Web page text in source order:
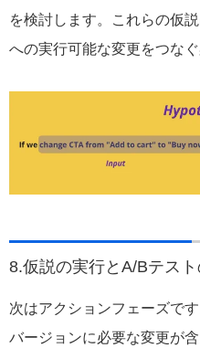
を検討します。これらの仮
への実行可能な変更をつなぐ
8.仮説の実行とA/Bテス
次はアクションフェーズで
バージョンに必要な変更が